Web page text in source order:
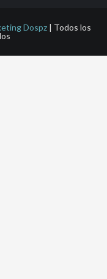
Dospz| Todos los